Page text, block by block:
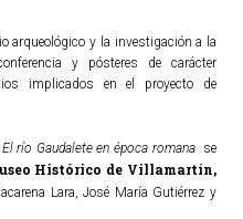
arqueológico y la investigación a la
y pósteres de carácter
implicados en el proyecto de
El río Gaudalete en época romanase
Histórico de Villamartín,
Lara, José María Gutiérrez y